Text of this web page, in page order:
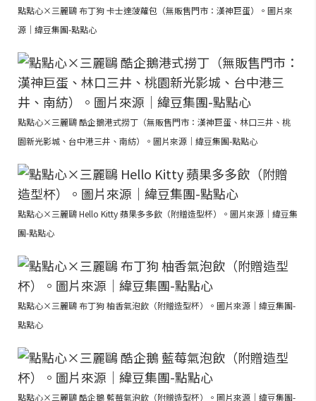
點點心×三麗鷗 布丁狗 卡士達菠蘿包（無販售門市：漢神巨蛋）。圖片來
源｜緯豆集團-點點心
點點心×三麗鷗 酷企鵝港式撈丁（無販售門市：漢神巨蛋、林口三井、桃
園新光影城、台中港三井、南紡）。圖片來源｜緯豆集團-點點心
點點心×三麗鷗 Hello Kitty 蘋果多多飲（附贈造型杯）。圖片來源｜緯豆集
團-點點心
點點心×三麗鷗 布丁狗 柚香氣泡飲（附贈造型杯）。圖片來源｜緯豆集團-
點點心
點點心×三麗鷗 酷企鵝 藍莓氣泡飲（附贈造型杯）。圖片來源｜緯豆集團-